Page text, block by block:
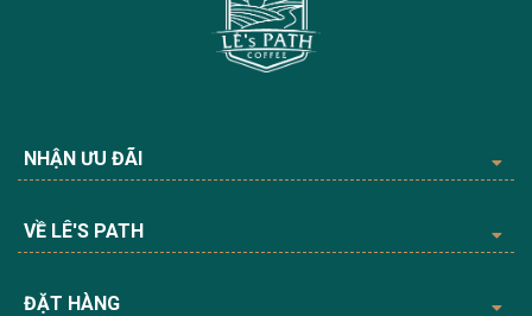
NHẬN ƯU ĐÃI
VỀ LÊ'S PATH
ĐẶT HÀNG